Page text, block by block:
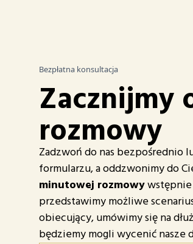
Bezpłatna konsultacja
Zacznijmy
rozmowy
Zadzwoń do nas bezpośrednio
formularzu, a oddzwonimy do
minutowej rozmowy
przedstawimy możliwe
obiecujący, umówimy się na
będziemy mogli wycenić nasze